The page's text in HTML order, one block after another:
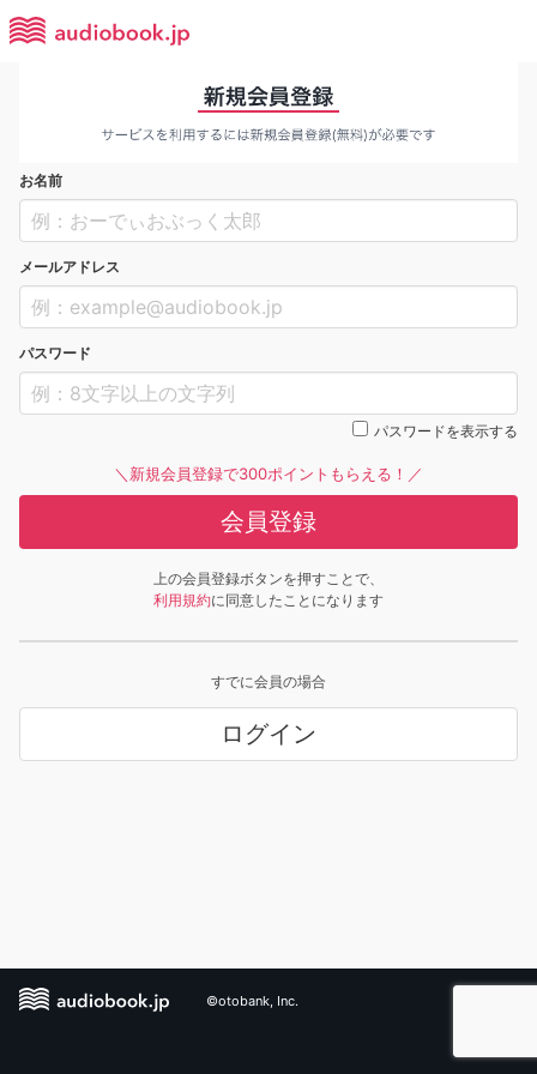
お名前
メールアドレス
パスワード
パスワードを表示する
＼新規会員登録で300ポイントもらえる！／
会員登録
上の会員登録ボタンを押すことで、
利用規約に同意したことになります
すでに会員の場合
ログイン
©otobank, Inc.